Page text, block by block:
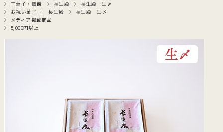
干菓子・煎餅
長生殿
長生殿 生〆
お祝い菓子
長生殿
長生殿 生〆
メディア掲載商品
5,000円以上